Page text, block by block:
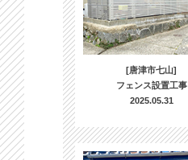
[唐津市七山]
フェンス設置工事
2025.05.31